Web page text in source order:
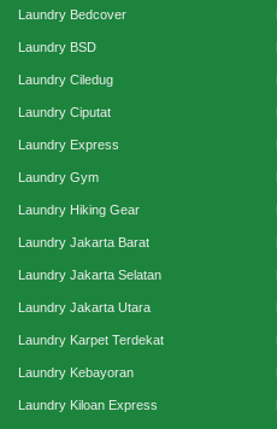
Laundry Bedcover
Laundry BSD
Laundry Ciledug
Laundry Ciputat
Laundry Express
Laundry Gym
Laundry Hiking Gear
Laundry Jakarta Barat
Laundry Jakarta Selatan
Laundry Jakarta Utara
Laundry Karpet Terdekat
Laundry Kebayoran
Laundry Kiloan Express